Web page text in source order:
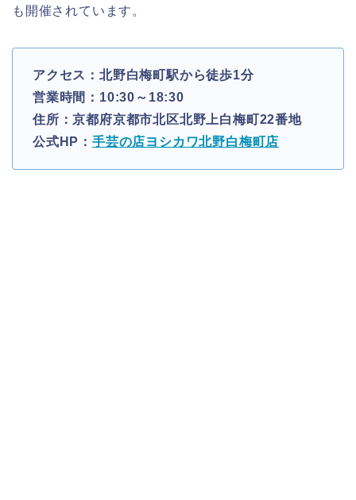
も開催されています。
アクセス：北野白梅町駅から徒歩1分
営業時間：10:30～18:30
住所：京都府京都市北区北野上白梅町22番地
公式HP： 手芸の店ヨシカワ北野白梅町店